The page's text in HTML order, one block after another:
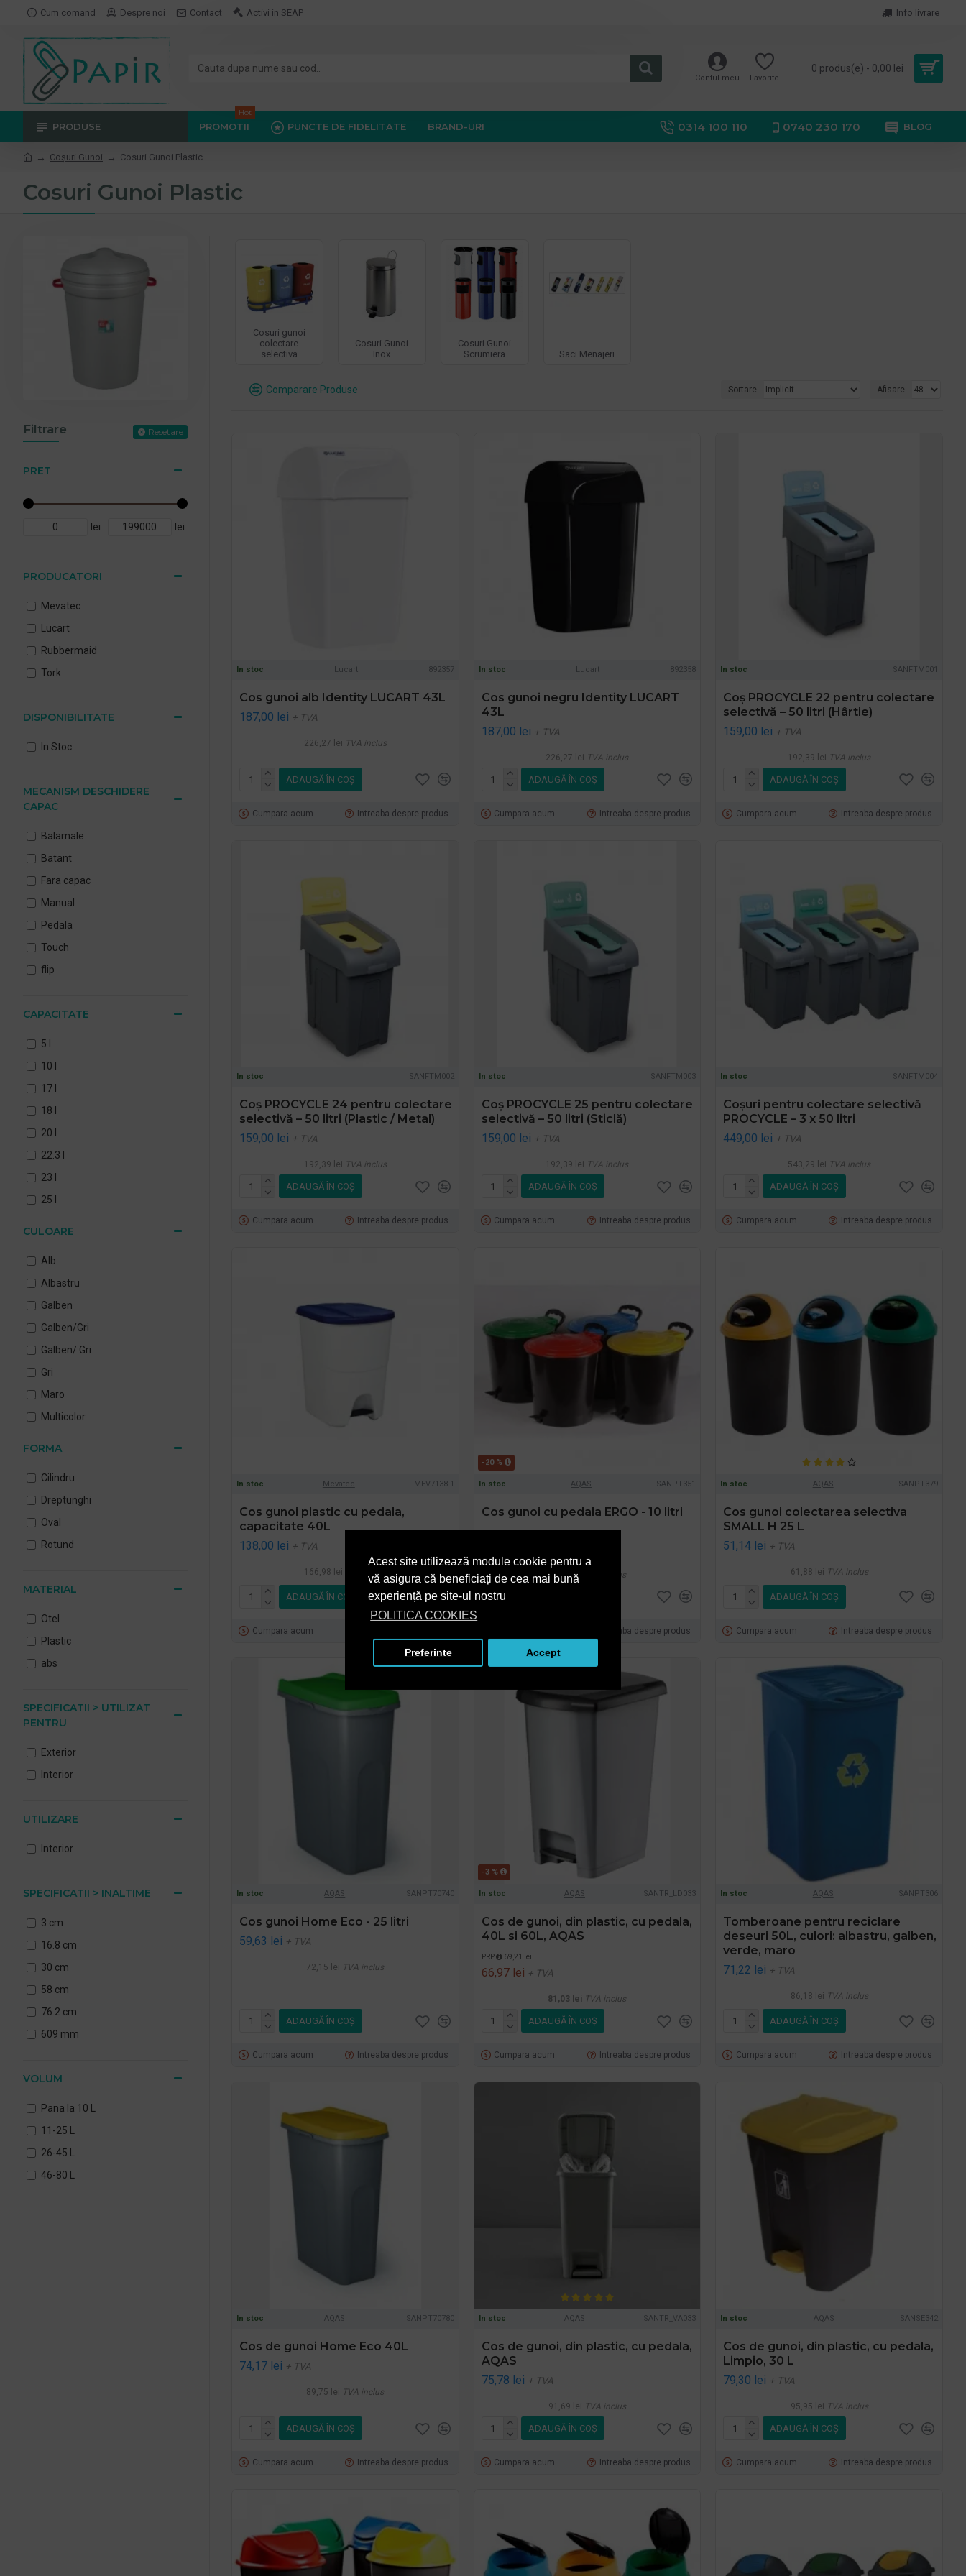
Acest site utilizează module cookie pentru a
vă asigura că beneficiați de cea mai bună
experiență pe site-ul nostru
POLITICA COOKIES
Preferinte Accept
Cum comand Despre noi Contact Activi in SEAP Info livrare
Contul meu Favorite
0 produs(e) - 0,00 lei
PRODUSE PROMOTII
Hot
PUNCTE DE FIDELITATE BRAND-URI 0314 100 110 0740 230 170 BLOG
Coşuri Gunoi Cosuri Gunoi Plastic
Cosuri Gunoi Plastic
Filtrare Resetare
PRET
lei lei
PRODUCATORI
Mevatec
Lucart
Rubbermaid
Tork
MECANISM DESCHIDERE
CAPAC
Balamale
Batant
Fara capac
Manual
Pedala
Touch
flip
CAPACITATE
5 l
10 l
17 l
18 l
20 l
22.3 l
23 l
25 l
37.9 l
40 l
40 l/60L
43 LITRI
45 L
50 l
57 l
58 l
60 l
CULOARE
Alb
Albastru
Galben
Galben/Gri
Galben/ Gri
Gri
Maro
Multicolor
verde
Negru
Rosu
Verde
albastru, galben, verde, maro
FORMA
Cilindru
Dreptunghi
Oval
Rotund
MATERIAL
Otel
Plastic
abs
SPECIFICATII > UTILIZAT
PENTRU
Exterior
Interior
UTILIZARE
Interior
SPECIFICATII > INALTIME
3 cm
16.8 cm
30 cm
58 cm
76.2 cm
609 mm
VOLUM
Pana la 10 L
11-25 L
26-45 L
46-80 L
DISPONIBILITATE
In Stoc
Cosuri gunoi
colectare
selectiva
Cosuri Gunoi
Inox
Cosuri Gunoi
Scrumiera
Saci Menajeri
Comparare Produse Sortare Afisare
In stoc Lucart 892357
Cos gunoi alb Identity LUCART 43L
187,00 lei + TVA
226,27 lei TVA inclus
ADAUGĂ ÎN COŞ
Cumpara acum Intreaba despre produs
In stoc Lucart 892358
Cos gunoi negru Identity LUCART
43L
187,00 lei + TVA
226,27 lei TVA inclus
ADAUGĂ ÎN COŞ
Cumpara acum Intreaba despre produs
In stoc SANFTM001
Coș PROCYCLE 22 pentru colectare
selectivă – 50 litri (Hârtie)
159,00 lei + TVA
192,39 lei TVA inclus
ADAUGĂ ÎN COŞ
Cumpara acum Intreaba despre produs
In stoc SANFTM002
Coș PROCYCLE 24 pentru colectare
selectivă – 50 litri (Plastic / Metal)
159,00 lei + TVA
192,39 lei TVA inclus
ADAUGĂ ÎN COŞ
Cumpara acum Intreaba despre produs
In stoc SANFTM003
Coș PROCYCLE 25 pentru colectare
selectivă – 50 litri (Sticlă)
159,00 lei + TVA
192,39 lei TVA inclus
ADAUGĂ ÎN COŞ
Cumpara acum Intreaba despre produs
In stoc SANFTM004
Coșuri pentru colectare selectivă
PROCYCLE – 3 x 50 litri
449,00 lei + TVA
543,29 lei TVA inclus
ADAUGĂ ÎN COŞ
Cumpara acum Intreaba despre produs
In stoc Mevatec MEV7138-1
Cos gunoi plastic cu pedala,
capacitate 40L
138,00 lei + TVA
166,98 lei TVA inclus
ADAUGĂ ÎN COŞ
Cumpara acum
-20 %
In stoc AQAS SANPT351
Cos gunoi cu pedala ERGO - 10 litri
PRP 41,39 lei
40,06 lei TVA inclus
Intreaba despre produs
In stoc AQAS SANPT379
Cos gunoi colectarea selectiva
SMALL H 25 L
51,14 lei + TVA
61,88 lei TVA inclus
ADAUGĂ ÎN COŞ
Cumpara acum Intreaba despre produs
In stoc AQAS SANPT70740
Cos gunoi Home Eco - 25 litri
59,63 lei + TVA
72,15 lei TVA inclus
ADAUGĂ ÎN COŞ
Cumpara acum Intreaba despre produs
-3 %
In stoc AQAS SANTR_LD033
Cos de gunoi, din plastic, cu pedala,
40L si 60L, AQAS
PRP 69,21 lei
66,97 lei + TVA
81,03 lei TVA inclus
ADAUGĂ ÎN COŞ
Cumpara acum Intreaba despre produs
In stoc AQAS SANPT306
Tomberoane pentru reciclare
deseuri 50L, culori: albastru, galben,
verde, maro
71,22 lei + TVA
86,18 lei TVA inclus
ADAUGĂ ÎN COŞ
Cumpara acum Intreaba despre produs
In stoc AQAS SANPT70780
Cos de gunoi Home Eco 40L
74,17 lei + TVA
89,75 lei TVA inclus
ADAUGĂ ÎN COŞ
Cumpara acum Intreaba despre produs
In stoc AQAS SANTR_VA033
Cos de gunoi, din plastic, cu pedala,
AQAS
75,78 lei + TVA
91,69 lei TVA inclus
ADAUGĂ ÎN COŞ
Cumpara acum Intreaba despre produs
In stoc AQAS SANSE342
Cos de gunoi, din plastic, cu pedala,
Limpio, 30 L
79,30 lei + TVA
95,95 lei TVA inclus
ADAUGĂ ÎN COŞ
Cumpara acum Intreaba despre produs